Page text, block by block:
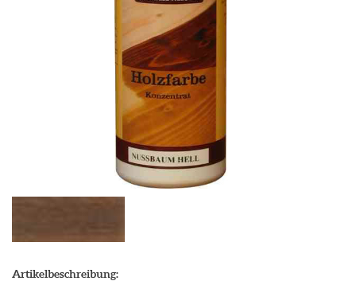
Artikelbeschreibung: